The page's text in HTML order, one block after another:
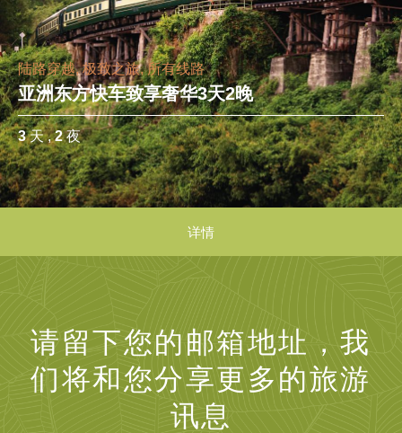
陆路穿越, 极致之旅, 所有线路
亚洲东方快车致享奢华3天2晚
3天 ,2夜
详情
请留下您的邮箱地址，我
们将和您分享更多的旅游
讯息